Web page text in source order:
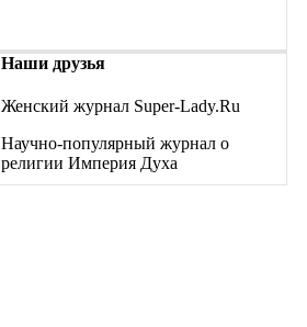
Наши друзья
Женский журнал Super-Lady.Ru
Научно-популярный журнал о
религии Империя Духа